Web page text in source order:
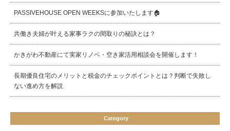
PASSIVEHOUSE OPEN WEEKSに参加いたします🏠
共働き夫婦が叶える家事ラクの間取りの秘訣とは？
かきがわ不動産にて実家リノベ・空き家活用相談会を開催します！
長期優良住宅のメリットと税金のチェックポイントとは？判断で失敗し
ない進め方を解説
Category